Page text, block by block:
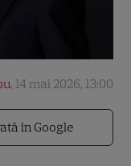
în Google
, 14 mai 2026, 13:00